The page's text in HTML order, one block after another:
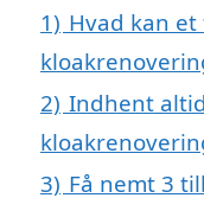
1) Hvad kan
2) Indhent
3) Få nemt 3